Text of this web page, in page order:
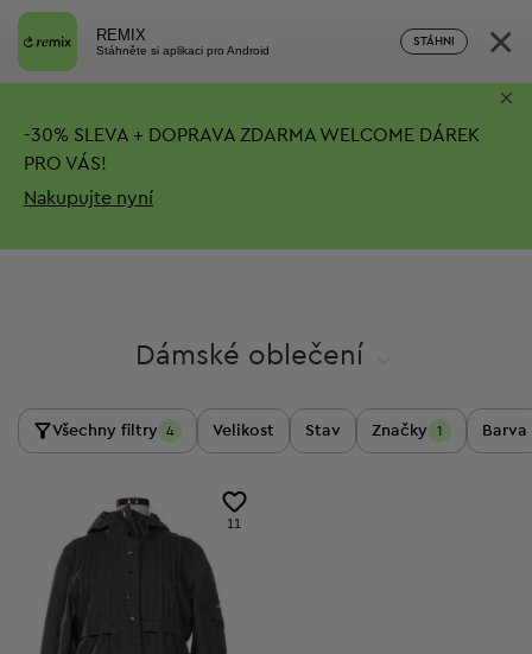
REMIX
Stáhněte si aplikaci pro Android
STÁHNI ×
-30% SLEVA + DOPRAVA ZDARMA WELCOME DÁREK
PRO VÁS!
Nakupujte nyní
×
Dámské oblečení
Všechny filtry 4 Velikost Stav Značky 1 Barva
11